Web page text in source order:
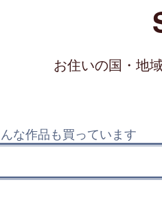
お住いの国・地
な作品も買っています